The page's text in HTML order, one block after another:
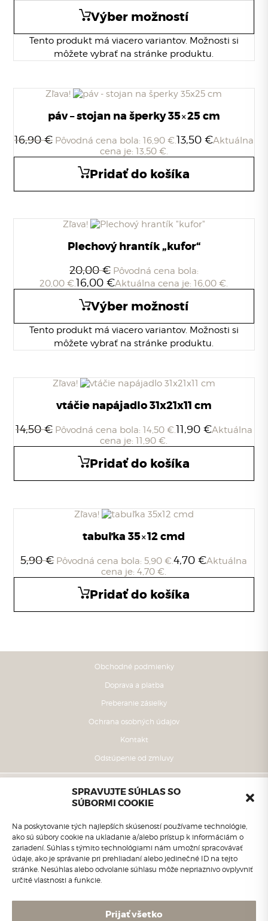
SPRAVUJTE SÚHLAS SO
SÚBORMI COOKIE
Na poskytovanie tých najlepších skúseností používame technológie,
ako sú súbory cookie na ukladanie a/alebo prístup k informáciám o
zariadení. Súhlas s týmito technológiami nám umožní spracovávať
údaje, ako je správanie pri prehliadaní alebo jedinečné ID na tejto
stránke. Nesúhlas alebo odvolanie súhlasu môže nepriaznivo ovplyvniť
určité vlastnosti a funkcie.
Prijať všetko
Výber možností
Tento produkt má viacero variantov. Možnosti si
môžete vybrať na stránke produktu.
Zľava!
páv – stojan na šperky 35×25 cm
16,90€ Pôvodná cena bola: 16,90 €.13,50 €Aktuálna
cena je: 13,50 €.
Pridať do košíka
Zľava!
Plechový hrantík „kufor“
20,00€ Pôvodná cena bola:
20,00 €.16,00€Aktuálna cena je: 16,00 €.
Výber možností
Tento produkt má viacero variantov. Možnosti si
môžete vybrať na stránke produktu.
Zľava!
vtáčie napájadlo 31x21x11 cm
14,50€ Pôvodná cena bola: 14,50 €.11,90 €Aktuálna
cena je: 11,90 €.
Pridať do košíka
Zľava!
tabuľka 35×12 cmd
5,90€ Pôvodná cena bola: 5,90 €.4,70€Aktuálna
cena je: 4,70 €.
Pridať do košíka
Obchodné podmienky
Doprava a platba
Preberanie zásielky
Ochrana osobných údajov
Kontakt
Odstúpenie od zmluvy
Adriana Kováčová - Kvietok
922 10 Trebatice